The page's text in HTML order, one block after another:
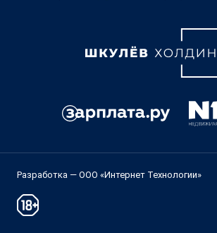
Разработка — ООО «Интернет Технологии»